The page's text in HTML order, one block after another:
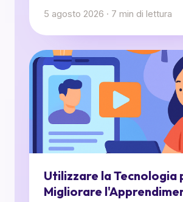
5 agosto 2026 · 7 min di lettura
Utilizzare la Tecnologia
Migliorare